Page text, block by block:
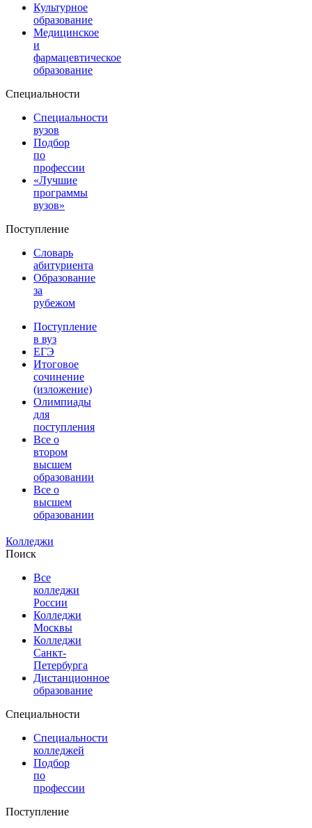
Культурное
образование
Медицинское
и
фармацевтическое
образование
Специальности
Специальности
вузов
Подбор
по
профессии
«Лучшие
программы
вузов»
Поступление
Словарь
абитуриента
Образование
за
рубежом
Поступление
в вуз
ЕГЭ
Итоговое
сочинение
(изложение)
Олимпиады
для
поступления
Все о
втором
высшем
образовании
Все о
высшем
образовании
Колледжи
Поиск
Все
колледжи
России
Колледжи
Москвы
Колледжи
Санкт-
Петербурга
Дистанционное
образование
Специальности
Специальности
колледжей
Подбор
по
профессии
Поступление